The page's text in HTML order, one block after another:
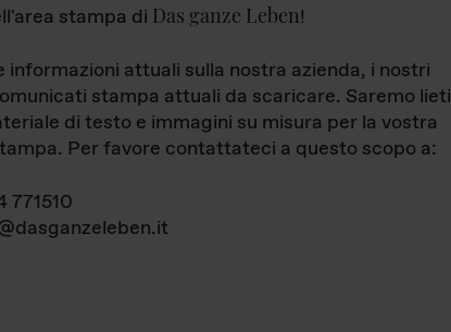
stampa di Das ganze Leben!
informazioni attuali sulla nostra azienda, i nostri
stampa attuali da scaricare. Saremo lieti
di testo e immagini su misura per la vostra
Per favore contattateci a questo scopo a:
771510